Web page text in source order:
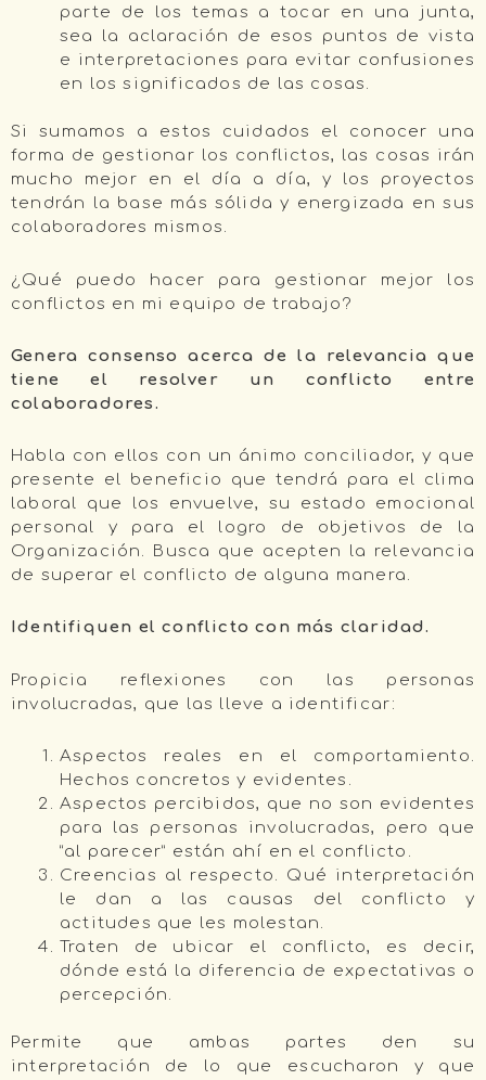
parte de los temas a tocar en una junta,
sea la aclaración de esos puntos de vista
e interpretaciones para evitar confusiones
en los significados de las cosas.
Si sumamos a estos cuidados el conocer una
forma de gestionar los conflictos, las cosas irán
mucho mejor en el día a día, y los proyectos
tendrán la base más sólida y energizada en sus
colaboradores mismos.
¿Qué puedo hacer para gestionar mejor los
conflictos en mi equipo de trabajo?
Genera consenso acerca de la relevancia que
tiene el resolver un conflicto entre
colaboradores.
Habla con ellos con un ánimo conciliador, y que
presente el beneficio que tendrá para el clima
laboral que los envuelve, su estado emocional
personal y para el logro de objetivos de la
Organización. Busca que acepten la relevancia
de superar el conflicto de alguna manera.
Identifiquen el conflicto con más claridad.
Propicia reflexiones con las personas
involucradas, que las lleve a identificar:
Aspectos reales en el comportamiento.
Hechos concretos y evidentes.
Aspectos percibidos, que no son evidentes
para las personas involucradas, pero que
“al parecer” están ahí en el conflicto.
Creencias al respecto. Qué interpretación
le dan a las causas del conflicto y
actitudes que les molestan.
Traten de ubicar el conflicto, es decir,
dónde está la diferencia de expectativas o
percepción.
Permite que ambas partes den su
interpretación de lo que escucharon y que